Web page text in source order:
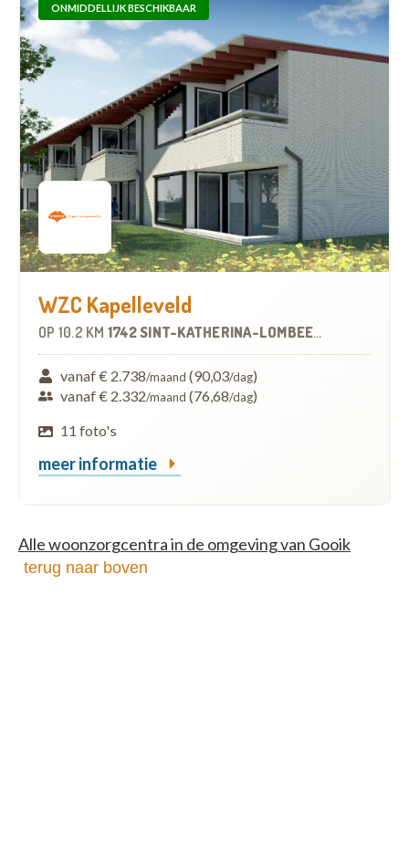
ONMIDDELLIJK BESCHIKBAAR
WZC Kapelleveld
OP 10.2 KM 1742 SINT-KATHERINA-LOMBEEK
vanaf € 2.738/maand (90,03/dag)
vanaf € 2.332/maand (76,68/dag)
11 foto's
meer informatie
Alle woonzorgcentra in de omgeving van Gooik
terug naar boven